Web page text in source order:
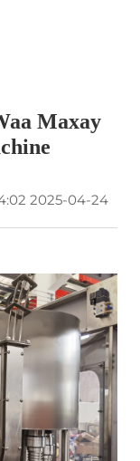
Maxay
2025-04-24 09:44:02